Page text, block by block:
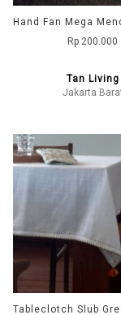
Rp 200.000
Tan Living
Jakarta